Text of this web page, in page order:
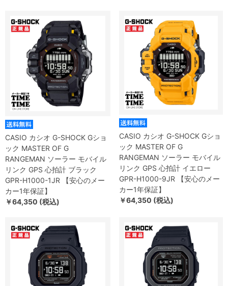
CASIO カシオ G-SHOCK Gショ
ック MASTER OF G
RANGEMAN ソーラー モバイル
リンク GPS 心拍計 ブラック
GPR-H1000-1JR 【安心のメー
カー1年保証】
￥64,350 (税込)
CASIO カシオ G-SHOCK Gショ
ック MASTER OF G
RANGEMAN ソーラー モバイル
リンク GPS 心拍計 イエロー
GPR-H1000-9JR 【安心のメー
カー1年保証】
￥64,350 (税込)